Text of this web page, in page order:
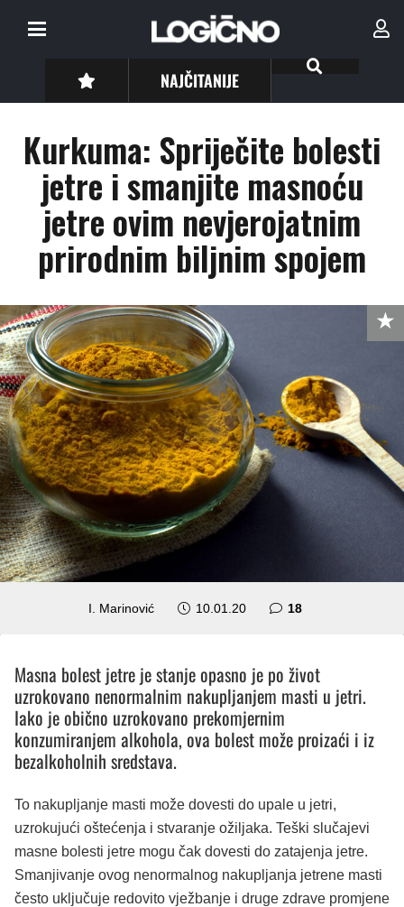
NAJČITANIJE
Kurkuma: Spriječite bolesti
jetre i smanjite masnoću
jetre ovim nevjerojatnim
prirodnim biljnim spojem
I. Marinović 10.01.20 18komentara
Masna bolest jetre je stanje opasno je po život
uzrokovano nenormalnim nakupljanjem masti u jetri.
Iako je obično uzrokovano prekomjernim
konzumiranjem alkohola, ova bolest može proizaći i iz
bezalkoholnih sredstava.
To nakupljanje masti može dovesti do upale u jetri,
uzrokujući oštećenja i stvaranje ožiljaka. Teški slučajevi
masne bolesti jetre mogu čak dovesti do zatajenja jetre.
Smanjivanje ovog nenormalnog nakupljanja jetrene masti
često uključuje redovito vježbanje i druge zdrave promjene